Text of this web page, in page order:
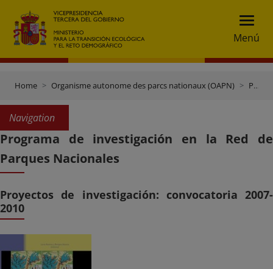
Menú
Home Organisme autonome des parcs nationaux (OAPN) Publications et documentation
Navigation
Programa de investigación en la Red de
Parques Nacionales
Proyectos de investigación: convocatoria 2007-
2010